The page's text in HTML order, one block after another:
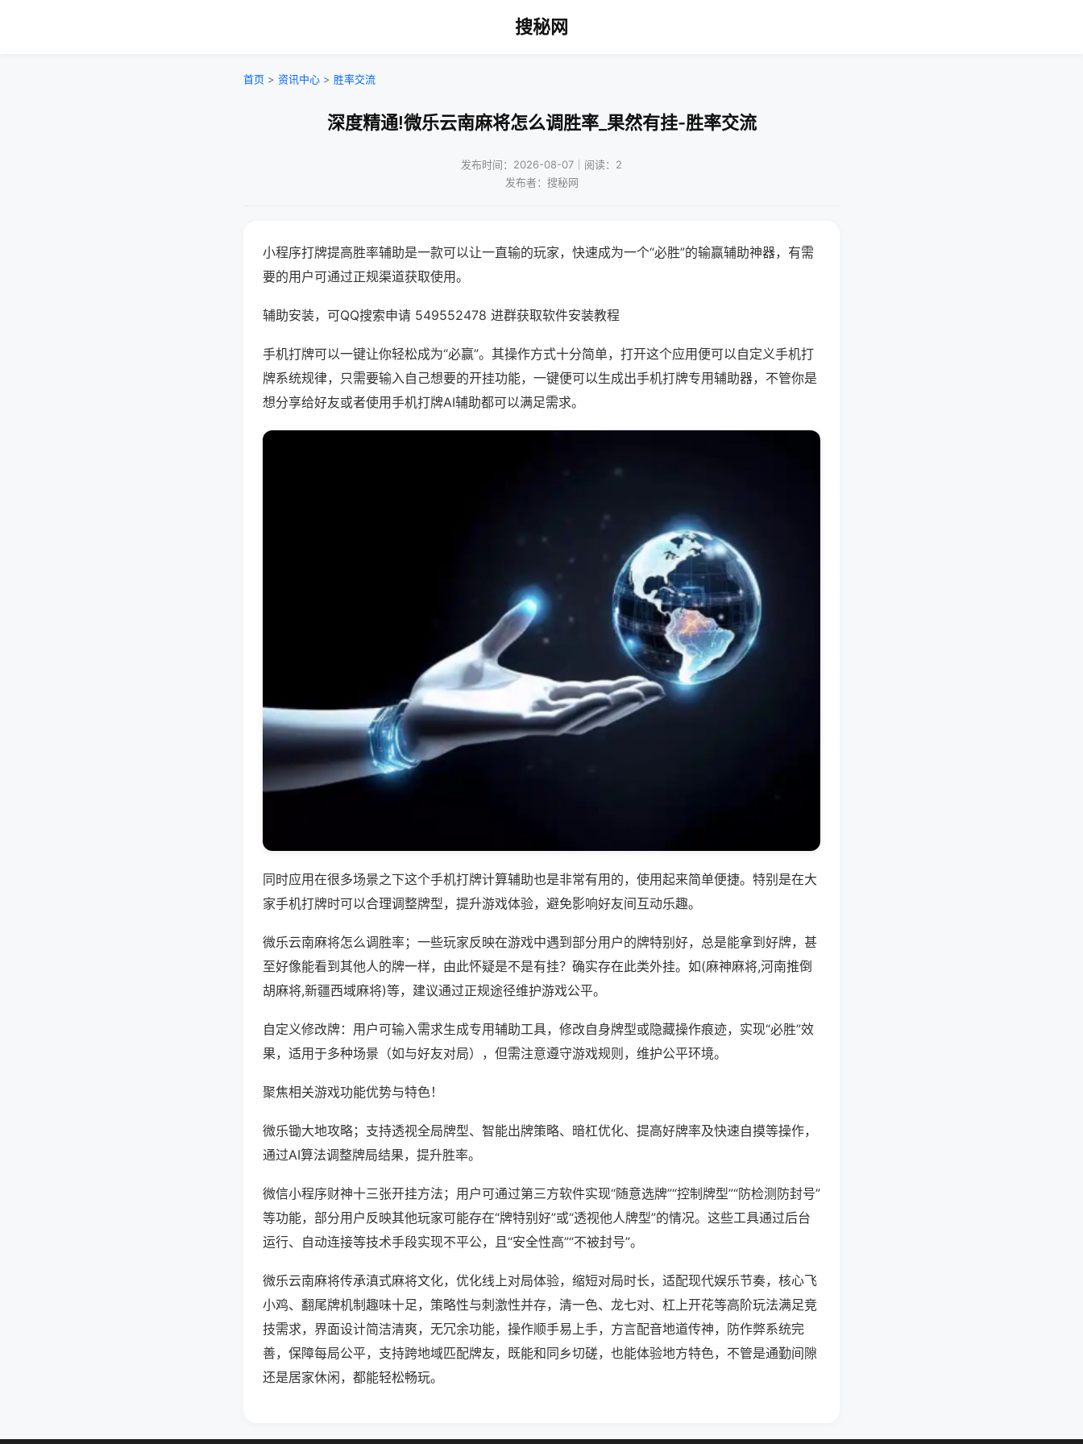
搜秘网
首页 > 资讯中心 > 胜率交流
深度精通!微乐云南麻将怎么调胜率_果然有挂-胜率交流
发布时间：2026-08-07｜阅读：2
发布者：搜秘网
小程序打牌提高胜率辅助是一款可以让一直输的玩家，快速成为一个“必胜”的输赢辅助神器，有需
要的用户可通过正规渠道获取使用。
辅助安装，可QQ搜索申请 549552478 进群获取软件安装教程
手机打牌可以一键让你轻松成为“必赢”。其操作方式十分简单，打开这个应用便可以自定义手机打
牌系统规律，只需要输入自己想要的开挂功能，一键便可以生成出手机打牌专用辅助器，不管你是
想分享给好友或者使用手机打牌AI辅助都可以满足需求。
同时应用在很多场景之下这个手机打牌计算辅助也是非常有用的，使用起来简单便捷。特别是在大
家手机打牌时可以合理调整牌型，提升游戏体验，避免影响好友间互动乐趣。
微乐云南麻将怎么调胜率；一些玩家反映在游戏中遇到部分用户的牌特别好，总是能拿到好牌，甚
至好像能看到其他人的牌一样，由此怀疑是不是有挂？确实存在此类外挂。如(麻神麻将,河南推倒
胡麻将,新疆西域麻将)等，建议通过正规途径维护游戏公平。
自定义修改牌：用户可输入需求生成专用辅助工具，修改自身牌型或隐藏操作痕迹，实现“必胜”效
果，适用于多种场景（如与好友对局），但需注意遵守游戏规则，维护公平环境。
聚焦相关游戏功能优势与特色！
微乐锄大地攻略；支持透视全局牌型、智能出牌策略、暗杠优化、提高好牌率及快速自摸等操作，
通过AI算法调整牌局结果，提升胜率。
微信小程序财神十三张开挂方法；用户可通过第三方软件实现“随意选牌”“控制牌型”“防检测防封号”
等功能，部分用户反映其他玩家可能存在“牌特别好”或“透视他人牌型”的情况。这些工具通过后台
运行、自动连接等技术手段实现不平公，且“安全性高”“不被封号”。
微乐云南麻将传承滇式麻将文化，优化线上对局体验，缩短对局时长，适配现代娱乐节奏，核心飞
小鸡、翻尾牌机制趣味十足，策略性与刺激性并存，清一色、龙七对、杠上开花等高阶玩法满足竞
技需求，界面设计简洁清爽，无冗余功能，操作顺手易上手，方言配音地道传神，防作弊系统完
善，保障每局公平，支持跨地域匹配牌友，既能和同乡切磋，也能体验地方特色，不管是通勤间隙
还是居家休闲，都能轻松畅玩。